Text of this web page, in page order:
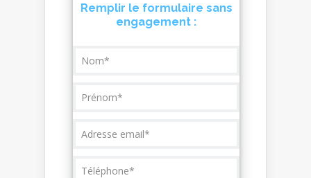
Remplir le formulaire sans
engagement :